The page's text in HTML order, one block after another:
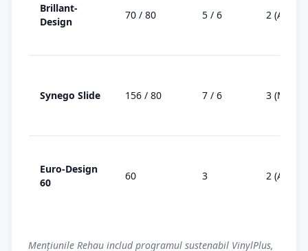
Brillant-
Design
70 / 80 5 / 6 2 (AD)
Synego Slide 156 / 80 7 / 6 3 (MD)
Euro-Design
60
60 3 2 (AD)
Mențiunile Rehau includ programul sustenabil VinylPlus,